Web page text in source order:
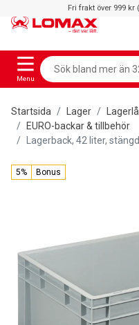
Fri frakt över 999
Menu
Startsida Lager
EURO-backar & tillbehör
Lagerback, 42 liter,
5% Bonus